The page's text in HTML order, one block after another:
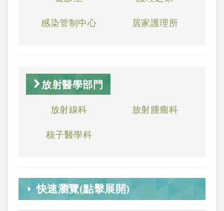
感染管制中心 居家護理所
放射醫學部門
放射線科 放射腫瘤科
核子醫學科
快速瀏覽(點擊展開)